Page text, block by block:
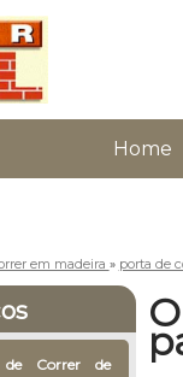
Home
em madeira » porta de
Correr de